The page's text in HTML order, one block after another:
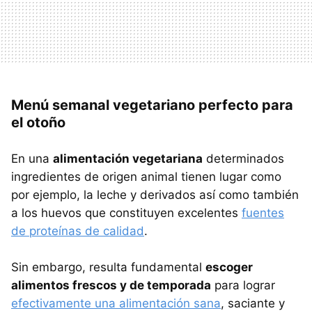
Menú semanal vegetariano perfecto para
el otoño
En una alimentación vegetariana determinados
ingredientes de origen animal tienen lugar como
por ejemplo, la leche y derivados así como también
a los huevos que constituyen excelentes fuentes
de proteínas de calidad.
Sin embargo, resulta fundamental escoger
alimentos frescos y de temporada para lograr
efectivamente una alimentación sana, saciante y